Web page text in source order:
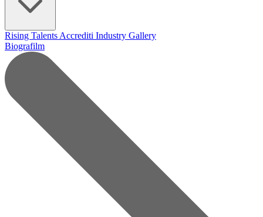
Rising Talents Accrediti Industry Gallery
Biografilm